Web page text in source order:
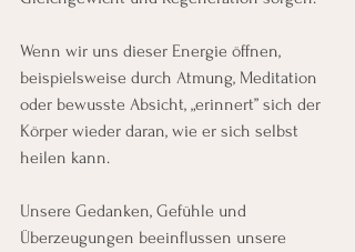
Wenn wir uns dieser Energie öffnen,
beispielsweise durch Atmung, Meditation
oder bewusste Absicht, „erinnert” sich der
Körper wieder daran, wie er sich selbst
heilen kann.
Unsere Gedanken, Gefühle und
Überzeugungen beeinflussen unsere